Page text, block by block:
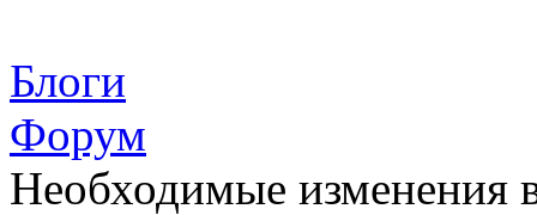
Блоги
Форум
Необходимые